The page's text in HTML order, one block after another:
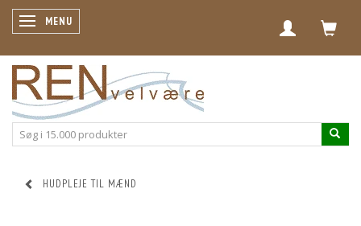
SKIFTE NAVIGATION
MENU
HUDPLEJE TIL MÆND